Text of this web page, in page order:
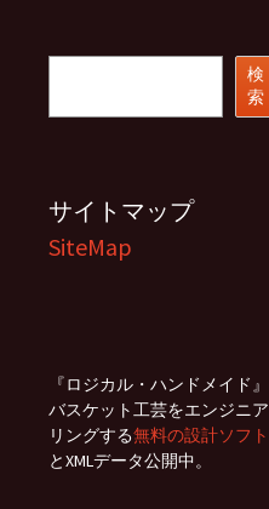
検
索
サイトマップ
SiteMap
『ロジカル・ハンドメイド』
バスケット工芸をエンジニア
リングする無料の設計ソフト
とXMLデータ公開中。